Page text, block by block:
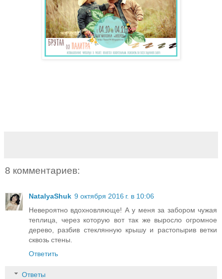
8 комментариев:
NatalyaShuk 9 октября 2016 г. в 10:06
Невероятно вдохновляюще! А у меня за забором чужая
теплица, через которую вот так же выросло огромное
дерево, разбив стеклянную крышу и растопырив ветки
сквозь стены.
Ответить
Ответы